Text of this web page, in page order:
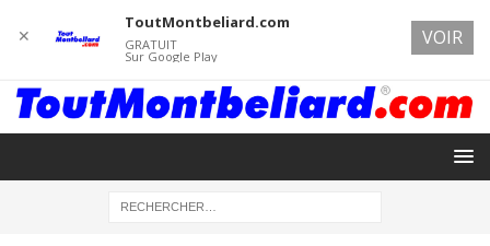
✕
ToutMontbeliard.com
GRATUIT
Sur Google Play
VOIR